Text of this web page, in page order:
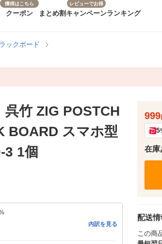
獲得はこちら
クーポン まとめ割
レビューでお得
キャンペーンランキング
ックボード
呉竹 ZIG POSTCH
BOARD スマホ型
3 1個
内訳を見る
999
5
在庫
配送
この商